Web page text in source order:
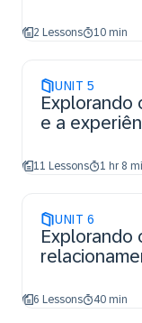
2 Lessons 10 min
UNIT 5
Explorando
e a
11 Lessons 1 hr 8
UNIT 6
Explorando
6 Lessons 40 min